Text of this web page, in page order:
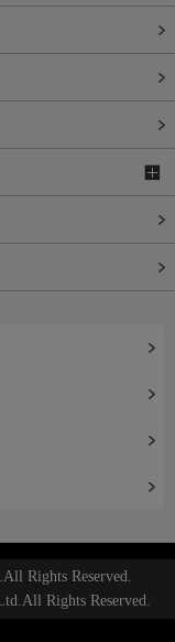
Rights Reserved.
Rights Reserved.